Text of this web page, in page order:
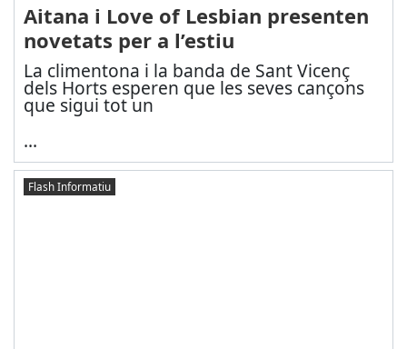
Aitana i Love of Lesbian presenten
novetats per a l’estiu
La climentona i la banda de Sant Vicenç
dels Horts esperen que les seves cançons
que sigui tot un
...
Flash Informatiu